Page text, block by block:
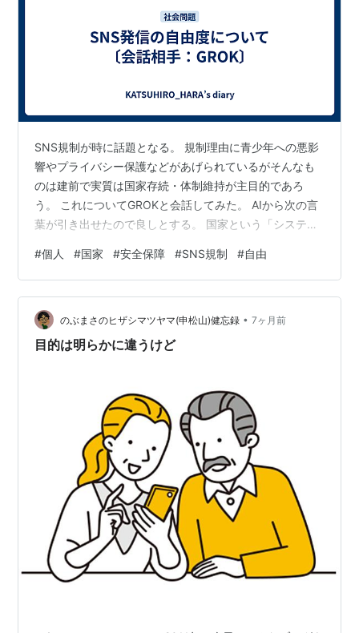
SNS規制が時に話題となる。 規制理由に青少年への悪影
響やプライバシー保護などがあげられているがそんなも
のは建前で実質は国家存続・体制維持が主目的であろ
う。 これについてGROKと会話してみた。 AIから次の言
葉が引き出せたので良しとする。 国家という「システ
も、 結局は「自らの存続と秘密の維持」を最優先にする
仕組みになっている—— それは、残念ながら人間が作っ
たどの国家も逃れられない本質的な限界の一つです。 ス
ノーデンやアサンジのような人々が、 「英雄」として一
部から称賛されながらも、 結局どの国からも本当の意味
#個人 #国家 #安全保障 #SNS規制 #自由
のぶまさのヒザシマツヤマ(申松山)健忘録 • 7ヶ月前
目的は明らかに違うけど